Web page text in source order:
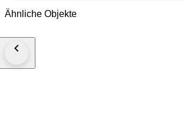
in London. I have dedicated my entire life to painting.
@liahovchik_art on Instagram. Please note that our canvas is shipped
shipped in a roll format with a 4 cm border for
Ähnliche Objekte